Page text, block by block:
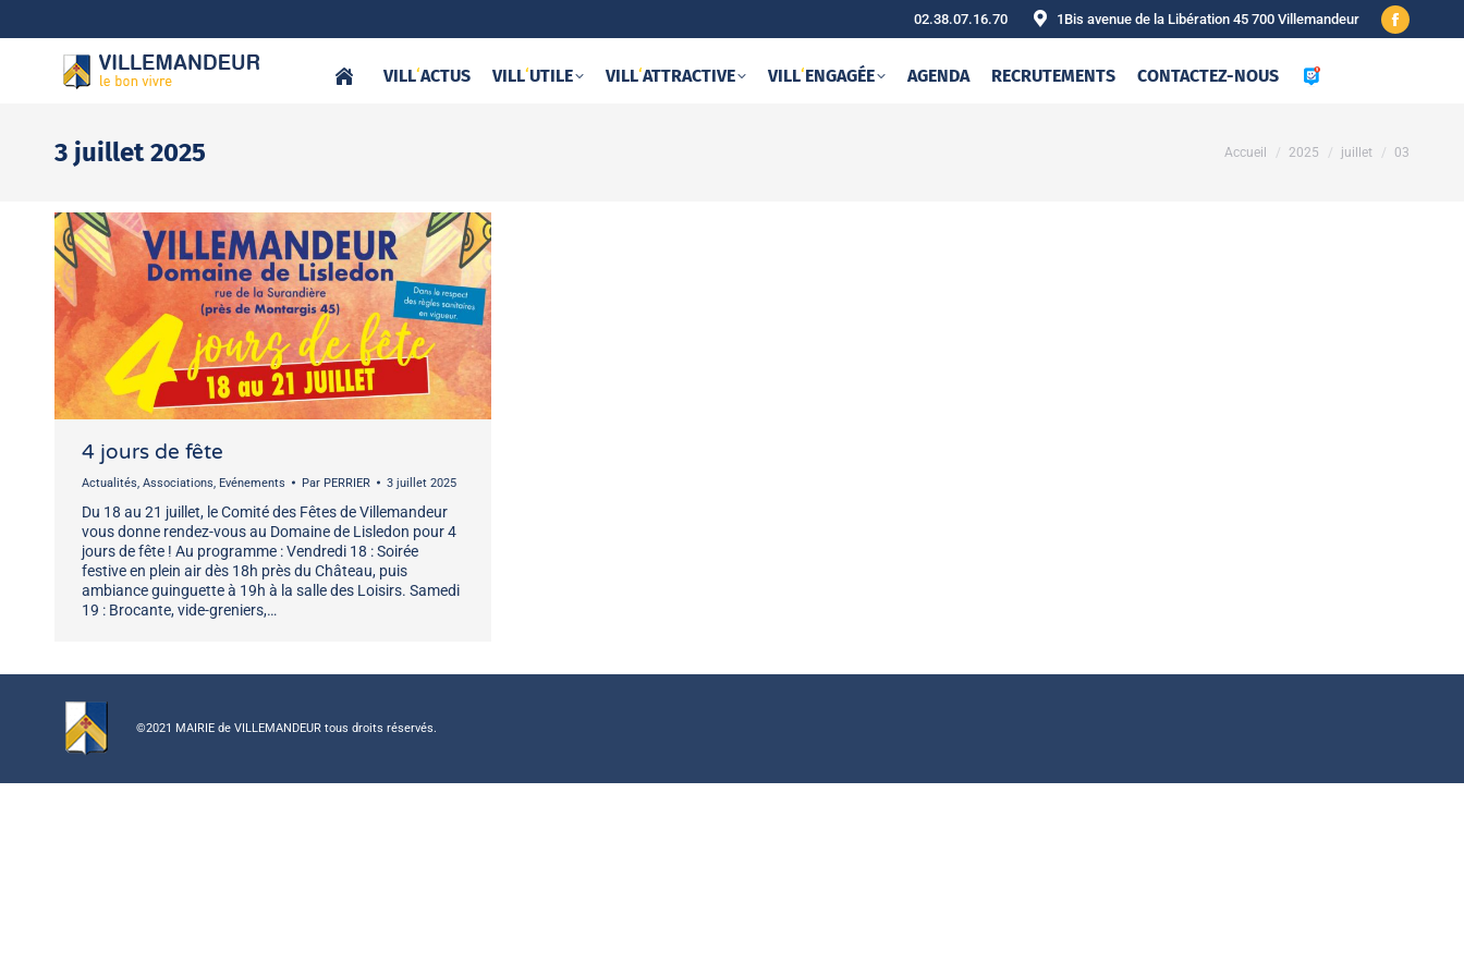
02.38.07.16.70 1Bis avenue de la Libération 45 700 Villemandeur
Facebook
new
VILL‘ACTUS VILL‘UTILE VILL‘ATTRACTIVE VILL‘ENGAGÉE AGENDA RECRUTEMENTS CONTACTEZ-NOUS
3 juillet 2025 Vous êtes ici :
Accueil 2025 juillet 03
4 jours de fête
Actualités, Associations, Evénements Par PERRIER 3 juillet 2025
Du 18 au 21 juillet, le Comité des Fêtes de Villemandeur
vous donne rendez-vous au Domaine de Lisledon pour 4
jours de fête ! Au programme : Vendredi 18 : Soirée
festive en plein air dès 18h près du Château, puis
ambiance guinguette à 19h à la salle des Loisirs. Samedi
19 : Brocante, vide-greniers,…
©2021 MAIRIE de VILLEMANDEUR tous droits réservés.